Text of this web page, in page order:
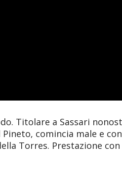
Titolare a Sassari
comincia male e
Torres. Prestazione